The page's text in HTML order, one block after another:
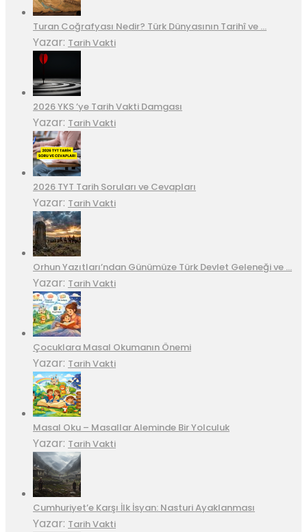
Turan Coğrafyası Nedir? Türk Dünyasının Tarihî ve …
Yazar: Tarih Vakti
2026 YKS ’ye Tarih Vakti Damgası
Yazar: Tarih Vakti
2026 TYT Tarih Soruları ve Cevapları
Yazar: Tarih Vakti
Orhun Yazıtları’ndan Günümüze Türk Devlet Geleneği ve …
Yazar: Tarih Vakti
Çocuklara Masal Okumanın Önemi
Yazar: Tarih Vakti
Masal Oku – Masallar Aleminde Bir Yolculuk
Yazar: Tarih Vakti
Cumhuriyet’e Karşı İlk İsyan: Nasturi Ayaklanması
Yazar: Tarih Vakti